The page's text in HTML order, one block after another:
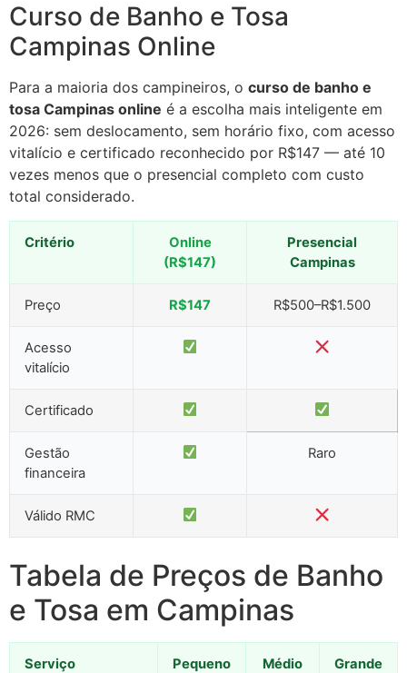
Curso de Banho e Tosa
Campinas Online
Para a maioria dos campineiros, o curso de banho e
tosa Campinas online é a escolha mais inteligente em
2026: sem deslocamento, sem horário fixo, com acesso
vitalício e certificado reconhecido por R$147 — até 10
vezes menos que o presencial completo com custo
total considerado.
Critério
Online
(R$147)
Presencial
Campinas
Preço R$147 R$500–R$1.500
Acesso
vitalício
Certificado
Gestão
financeira
Raro
Válido RMC
Tabela de Preços de Banho
e Tosa em Campinas
Serviço
Pequeno
Médio
Grande